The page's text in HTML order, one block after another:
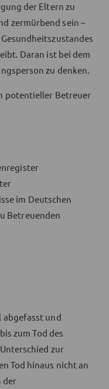
der Eltern zu
zermürbend sein –
Daran ist bei dem
zu denken.
potentieller Betreuer
im Deutschen
Betreuenden
abgefasst und
zum Tod des
zur
Tod hinaus nicht an
der